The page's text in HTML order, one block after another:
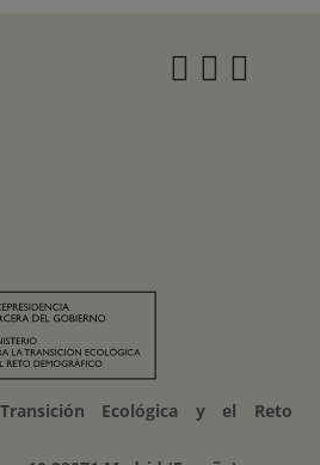
Ecológica y el Reto